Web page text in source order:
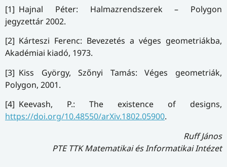
[1] Hajnal Péter: Halmazrendszerek – Polygon
jegyzettár 2002.
[2] Kárteszi Ferenc: Bevezetés a véges geometriákba,
Akadémiai kiadó, 1973.
[3] Kiss György, Szőnyi Tamás: Véges geometriák,
Polygon, 2001.
[4] Keevash, P.: The existence of designs,
https://doi.org/10.48550/arXiv.1802.05900.
Ruff János
PTE TTK Matematikai és Informatikai Intézet